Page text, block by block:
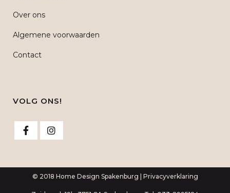
Over ons
Algemene voorwaarden
Contact
VOLG ONS!
© 2018 Home Design Spakenburg | Privacyverklaring